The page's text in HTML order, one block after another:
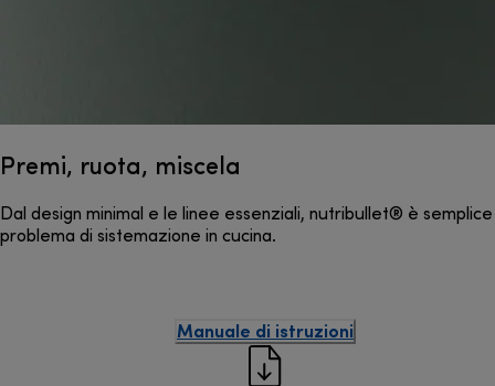
Premi, ruota, miscela
Dal design minimal e le linee essenziali, nutribullet® è
problema di sistemazione in cucina.
Manuale di istruzioni